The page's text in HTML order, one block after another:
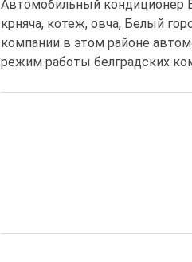
Автомобильный кондиционер
крняча, котеж, овча, Белый
компании в этом районе
режим работы белградских